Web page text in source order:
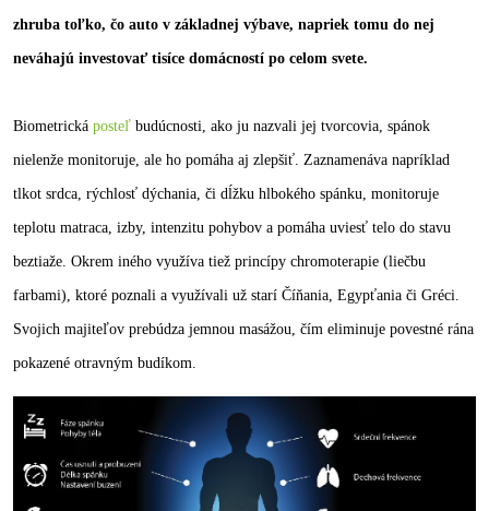
zhruba toľko, čo auto v základnej výbave, napriek tomu do nej
neváhajú investovať tisíce domácností po celom svete.
Biometrická posteľ budúcnosti, ako ju nazvali jej tvorcovia, spánok
nielenže monitoruje, ale ho pomáha aj zlepšiť. Zaznamenáva napríklad
tlkot srdca, rýchlosť dýchania, či dĺžku hlbokého spánku, monitoruje
teplotu matraca, izby, intenzitu pohybov a pomáha uviesť telo do stavu
beztiaže. Okrem iného využíva tiež princípy chromoterapie (liečbu
farbami), ktoré poznali a využívali už starí Číňania, Egypťania či Gréci.
Svojich majiteľov prebúdza jemnou masážou, čím eliminuje povestné rána
pokazené otravným budíkom.